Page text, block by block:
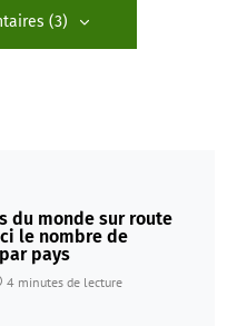
(3)
du monde sur route
le nombre de
pays
4 minutes de lecture